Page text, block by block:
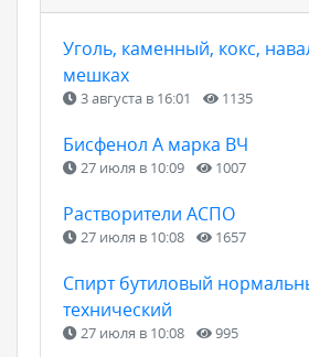
Уголь, каменный, кокс,
мешках
3 августа в 16:01 1135
Бисфенол А марка ВЧ
27 июля в 10:09 1007
Растворители АСПО
27 июля в 10:08 1657
Спирт бутиловый
технический
27 июля в 10:08 995